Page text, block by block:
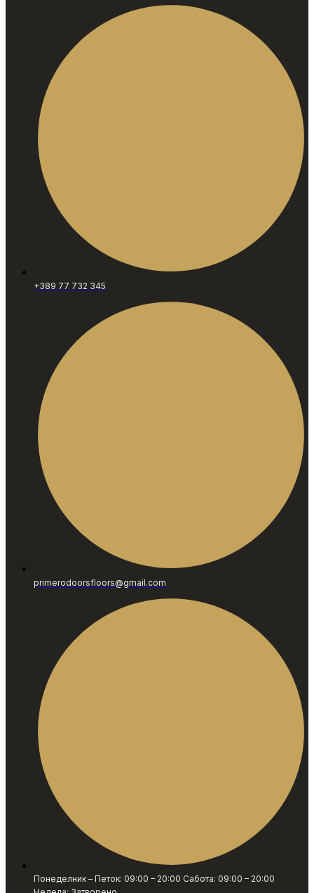
+389 77 732 345
primerodoorsfloors@gmail.com
Понеделник – Петок: 09:00 – 20:00 Сабота: 09:00 – 20:00